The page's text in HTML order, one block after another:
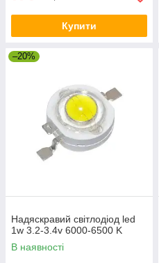
Купити
–20%
Надяскравий світлодіод led
1w 3.2-3.4v 6000-6500 K
В наявності